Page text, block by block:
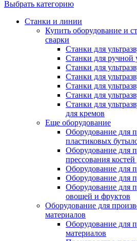
Выбрать категорию
Станки и линии
Купить оборудование и
сварки
Станки для
Станки для ручной
Станки для
Станки для
Станки для
Станки для
Станки для
для кремов
Еще оборудование
Оборудование для
пластиковых
Оборудование для
прессования костей
Оборудование для
Оборудование для
Оборудование для
овощей и фруктов
Оборудование для
материалов
Оборудование для
материалов